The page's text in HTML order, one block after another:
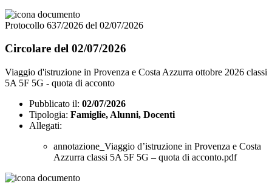
Protocollo 637/2026 del 02/07/2026
Circolare del 02/07/2026
Viaggio d'istruzione in Provenza e Costa Azzurra ottobre 2026 classi
5A 5F 5G - quota di acconto
Pubblicato il: 02/07/2026
Tipologia: Famiglie, Alunni, Docenti
Allegati:
annotazione_Viaggio d’istruzione in Provenza e Costa
Azzurra classi 5A 5F 5G – quota di acconto.pdf